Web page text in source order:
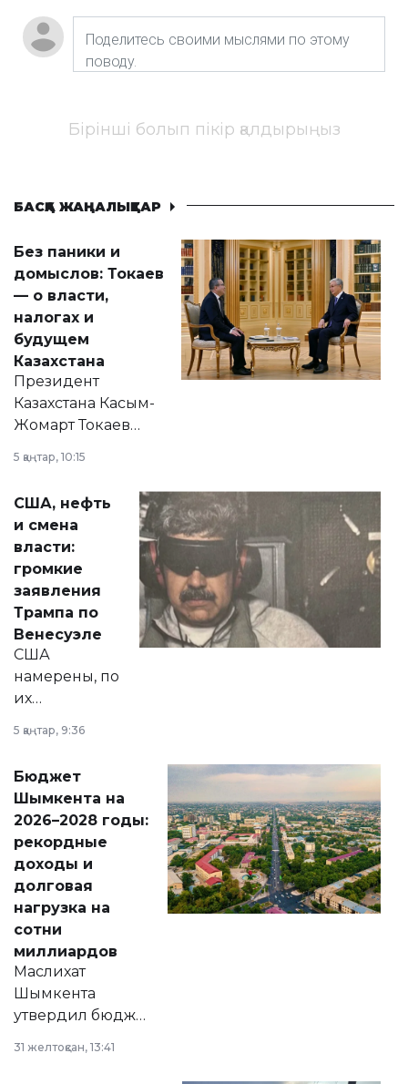
Бірінші болып пікір қалдырыңыз
БАСҚА ЖАҢАЛЫҚТАР
Без паники и
домыслов: Токаев
— о власти,
налогах и
будущем
Казахстана
Президент
Казахстана Касым-
Жомарт Токаев
сразу несколько
актуальных тем —
от слухов о
политических
реформах до
вопросов армии,
экономики и
личного здоровья.
5 қаңтар, 10:15
США, нефть
и смена
власти:
громкие
заявления
Трампа по
Венесуэле
США
намерены, по
их
принести
народу
Венесуэлы.
5 қаңтар, 9:36
Бюджет
Шымкента на
2026–2028 годы:
рекордные
доходы и
долговая
нагрузка на
сотни
миллиардов
Маслихат
Шымкента
утвердил бюджет
2028 годы.
31 желтоқсан, 13:41